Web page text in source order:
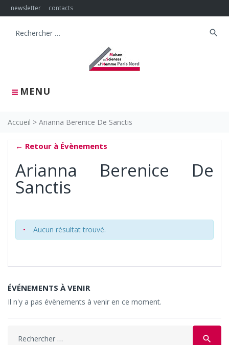
Skip
to
newsletter contacts
MENU
Search
search
Accueil > Arianna Berenice De Sanctis
← Retour à Évènements
Arianna Berenice De
Sanctis
Aucun résultat trouvé.
ÉVÉNEMENTS À VENIR
Il n'y a pas évènements à venir en ce moment.
search